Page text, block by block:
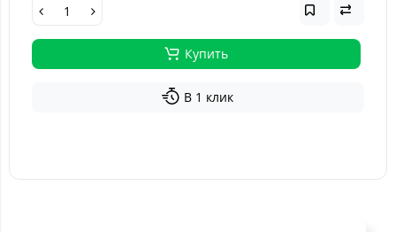
Купить
В 1 клик